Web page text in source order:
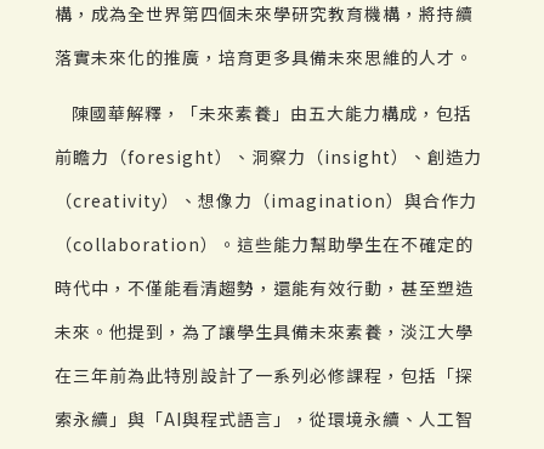
構，成為全世界第四個未來學研究教育機構，將持續
落實未來化的推廣，培育更多具備未來思維的人才。
陳國華解釋，「未來素養」由五大能力構成，包括
前瞻力（foresight）、洞察力（insight）、創造力
（creativity）、想像力（imagination）與合作力
（collaboration）。這些能力幫助學生在不確定的
時代中，不僅能看清趨勢，還能有效行動，甚至塑造
未來。他提到，為了讓學生具備未來素養，淡江大學
在三年前為此特別設計了一系列必修課程，包括「探
索永續」與「AI與程式語言」，從環境永續、人工智